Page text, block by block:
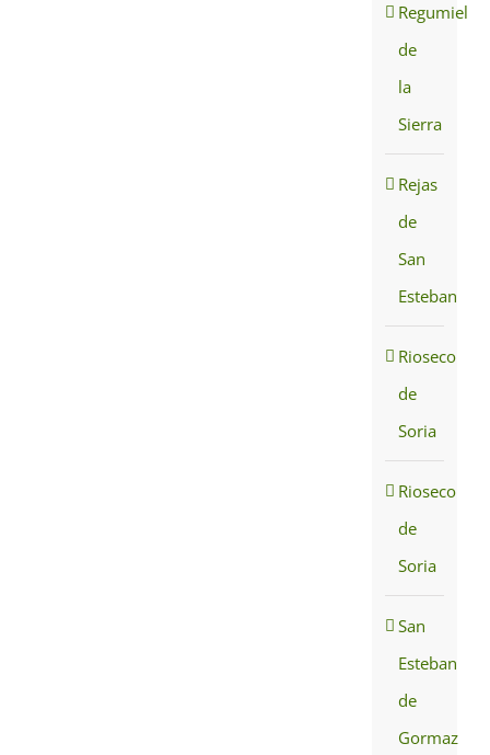
Regumiel
de
la
Sierra
Rejas
de
San
Esteban
Rioseco
de
Soria
Rioseco
de
Soria
San
Esteban
de
Gormaz